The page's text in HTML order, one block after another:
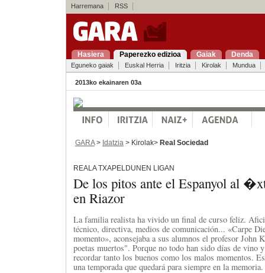
Harremana RSS
Hasiera Paperezko edizioa Gaiak Denda
Eguneko gaiak Euskal Herria Iritzia Kirolak Mundua
2013ko ekainaren 03a
GARA> Idatzia > Kirolak> Real Sociedad
REALA TXAPELDUNEN LIGAN
De los pitos ante el Espanyol al
en Riazor
La familia realista ha vivido un final de curso feliz.
técnico, directiva, medios de comunicación... «Carpe
momento», aconsejaba a sus alumnos el profesor John
poetas muertos". Porque no todo han sido días de vino
recordar tanto los buenos como los malos momentos.
una temporada que quedará para siempre en la memoria.